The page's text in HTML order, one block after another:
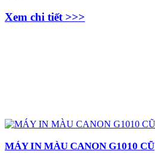
Xem chi tiết >>>
MÁY IN MÀU CANON G1010 CŨ